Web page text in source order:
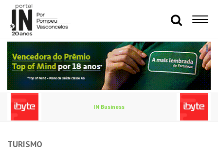
IN Business
TURISMO